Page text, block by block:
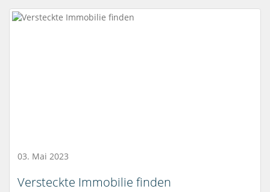
03. Mai 2023
Versteckte Immobilie finden